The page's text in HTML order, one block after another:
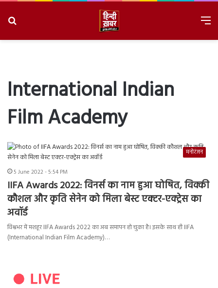
International Indian
Film Academy
मनोरंजन
5 June 2022 - 5:54 PM
IIFA Awards 2022: विनर्स का नाम हुआ घोषित, विक्की
कौशल और कृति सेनेन को मिला बेस्ट एक्टर-एक्ट्रेस का
अवॉर्ड
विश्वभर में मशहूर IIFA Awards 2022 का अब समापन हो चुका है। इसके साथ ही IIFA
(International Indian Film Academy)…